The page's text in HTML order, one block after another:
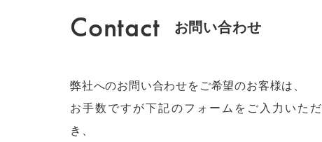
Contact お問い合わせ
弊社へのお問い合わせをご希望のお客様は、
お手数ですが下記のフォームをご入力いただ
き、